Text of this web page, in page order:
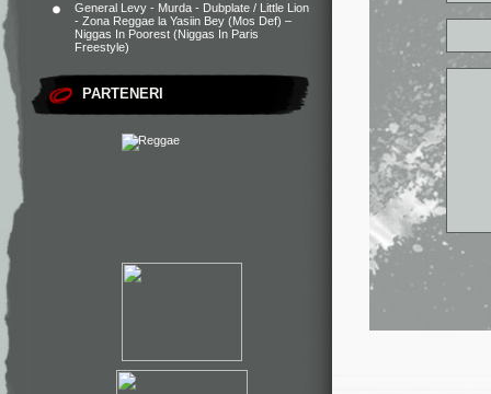
General Levy - Murda - Dubplate / Little Lion
- Zona Reggae la Yasiin Bey (Mos Def) –
Niggas In Poorest (Niggas In Paris
Freestyle)
PARTENERI